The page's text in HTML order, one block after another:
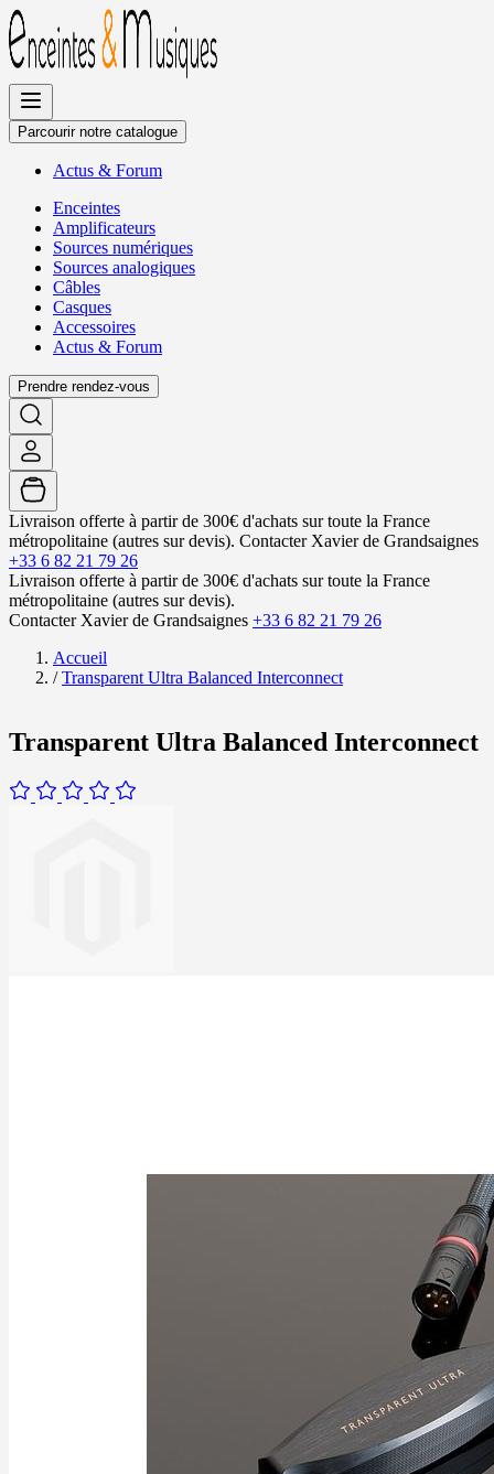
Allez
au
contenu
Parcourir notre catalogue
Actus & Forum
Enceintes
Amplificateurs
Sources numériques
Sources analogiques
Câbles
Casques
Accessoires
Actus & Forum
Prendre rendez-vous
Livraison offerte à partir de 300€ d'achats sur toute la France
métropolitaine (autres sur devis). Contacter Xavier de Grandsaignes
+33 6 82 21 79 26
Livraison offerte à partir de 300€ d'achats sur toute la France
métropolitaine (autres sur devis).
Contacter Xavier de Grandsaignes +33 6 82 21 79 26
Accueil
/ Transparent Ultra Balanced Interconnect
Transparent Ultra Balanced Interconnect